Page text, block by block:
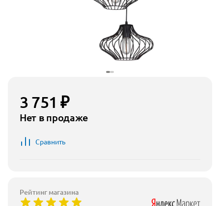
3 751 ₽
Нет в продаже
Сравнить
Рейтинг магазина